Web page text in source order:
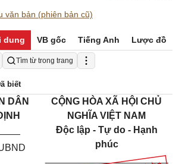
văn bản (phiên bản cũ)
dung VB gốc Tiếng Anh Lược đồ
Tìm từ trong trang
biết
DÂN
CỘNG HÒA XÃ HỘI CHỦ
NGHĨA VIỆT NAM
Độc lập - Tự do - Hạnh
phúc
_______________________